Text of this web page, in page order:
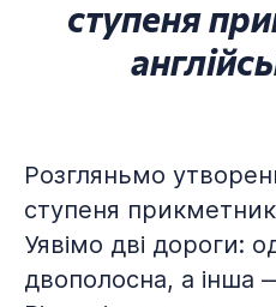
ступеня
Розгляньмо
ступеня
Уявімо дві дороги:
двополосна, а інша